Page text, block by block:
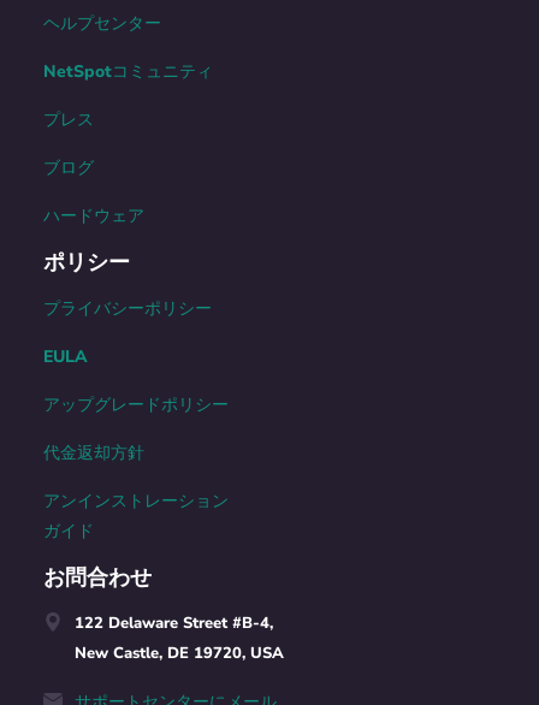
ヘルプセンター
NetSpotコミュニティ
プレス
ブログ
ハードウェア
ポリシー
プライバシーポリシー
EULA
アップグレードポリシー
代金返却方針
アンインストレーション
ガイド
お問合わせ
122 Delaware Street #B-4,
New Castle, DE 19720, USA